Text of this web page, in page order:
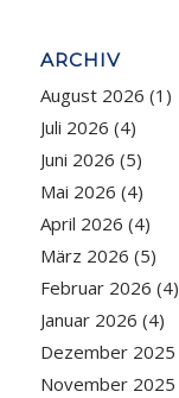
ARCHIV
August 2026 (1)
Juli 2026 (4)
Juni 2026 (5)
Mai 2026 (4)
April 2026 (4)
März 2026 (5)
Februar 2026 (4)
Januar 2026 (4)
Dezember 2025
November 2025